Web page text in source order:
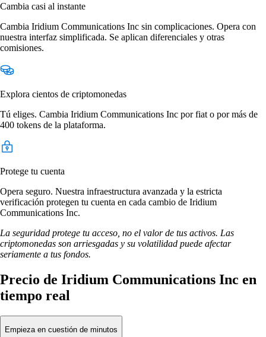
Cambia casi al instante
Cambia Iridium Communications Inc sin complicaciones. Opera con
nuestra interfaz simplificada. Se aplican diferenciales y otras
comisiones.
Explora cientos de criptomonedas
Tú eliges. Cambia Iridium Communications Inc por fiat o por más de
400 tokens de la plataforma.
Protege tu cuenta
Opera seguro. Nuestra infraestructura avanzada y la estricta
verificación protegen tu cuenta en cada cambio de Iridium
Communications Inc.
La seguridad protege tu acceso, no el valor de tus activos. Las
criptomonedas son arriesgadas y su volatilidad puede afectar
seriamente a tus fondos.
Precio de Iridium Communications Inc en
tiempo real
Empieza en cuestión de minutos